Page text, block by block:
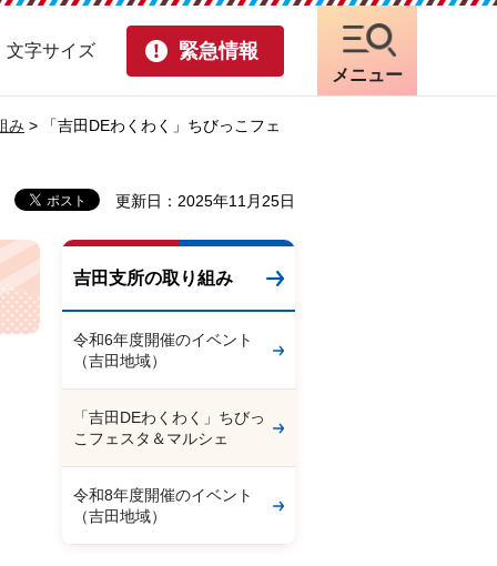
文字サイズ 緊急情報
メニュー
み > 「吉田DEわくわく」ちびっこフェ
更新日：2025年11月25日
吉田支所の取り組み
令和6年度開催のイベント
（吉田地域）
「吉田DEわくわく」ちびっ
こフェスタ＆マルシェ
令和8年度開催のイベント
（吉田地域）